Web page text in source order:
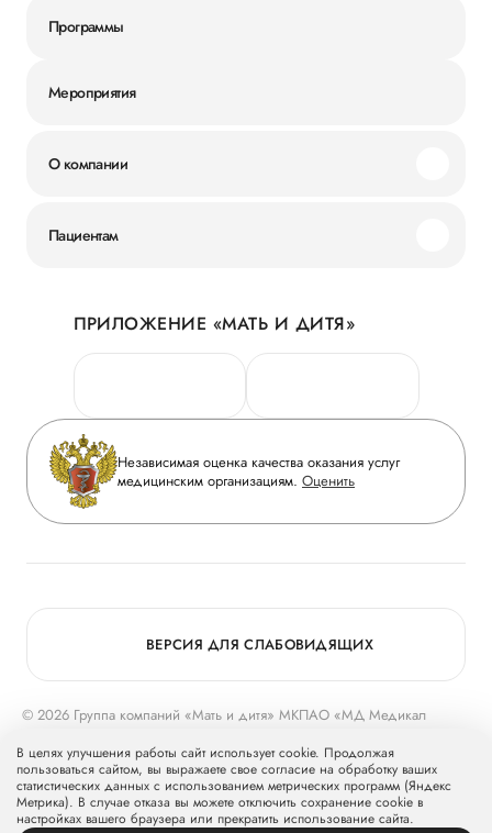
Программы
Мероприятия
О компании
Новости
Руководство
Сотрудничество
Инвесторам
Журнал «Мать и дитя»
Вакансии
Медицинский туризм
Пациентам
Личный кабинет
Персональные данные
Горячая линия качества
Вопрос-ответ
Приложение пациента
Статьи
ПРИЛОЖЕНИЕ «МАТЬ И ДИТЯ»
Независимая оценка качества оказания услуг
медицинским организациям. Оценить
© 2026 Группа компаний «Мать и дитя» МКПАО «МД Медикал
Группу компаний «Мать и дитя».
ВЕРСИЯ ДЛЯ СЛАБОВИДЯЩИХ
В целях улучшения работы сайт использует cookie. Продолжая
пользоваться сайтом, вы выражаете свое согласие на обработку ваших
статистических данных с использованием метрических программ (Яндекс
Метрика). В случае отказа вы можете отключить сохранение cookie в
настройках вашего браузера или прекратить использование сайта.